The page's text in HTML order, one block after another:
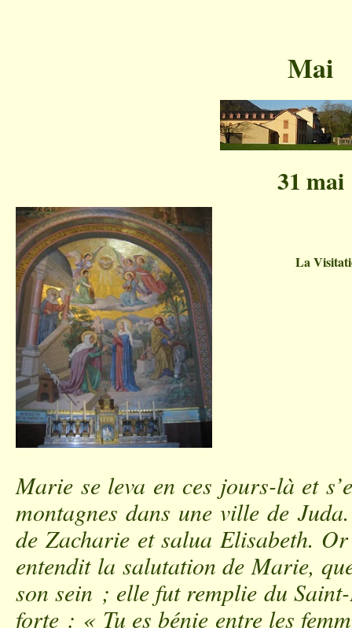
Mai
31 mai
La
Marie se leva en ces jours-là et
montagnes dans une ville de
de Zacharie et salua Elisabeth.
entendit la salutation de Marie,
son sein ; elle fut remplie du
forte : « Tu es bénie entre les